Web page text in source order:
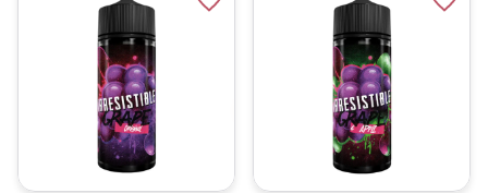
Lägg till i favoriter